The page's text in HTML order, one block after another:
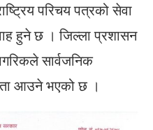
परिचय पत्रको सेवा
हुने छ । जिल्ला प्रशासन
सार्वजनिक
आउने भएको छ ।